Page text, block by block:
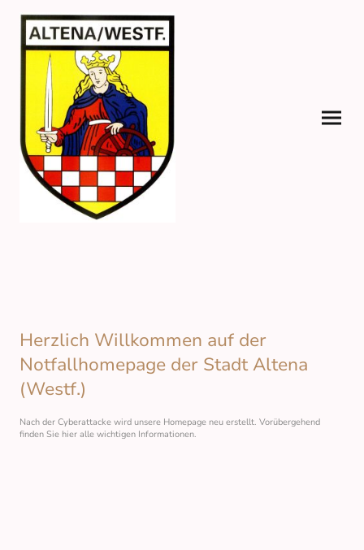
Herzlich Willkommen auf der
Notfallhomepage der Stadt Altena
(Westf.)
Nach der Cyberattacke wird unsere Homepage neu erstellt. Vorübergehend
finden Sie hier alle wichtigen Informationen.